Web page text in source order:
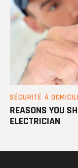
SÉCURITÉ À
REASONS YOU
ELECTRICIAN